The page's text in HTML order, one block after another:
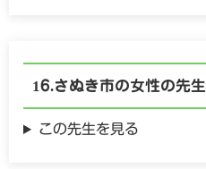
さぬき市の女性の先生
この先生を見る